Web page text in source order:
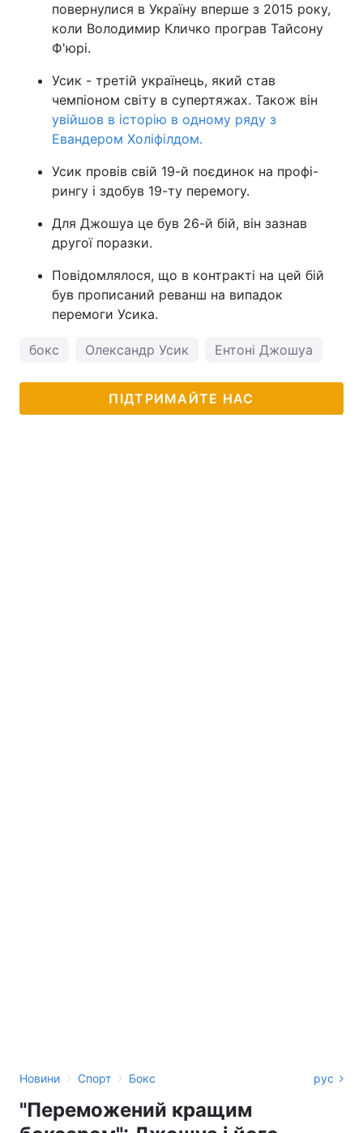
повернулися в Україну вперше з 2015 року,
коли Володимир Кличко програв Тайсону
Ф'юрі.
Усик - третій українець, який став
чемпіоном світу в супертяжах. Також він
увійшов в історію в одному ряду з
Евандером Холіфілдом.
Усик провів свій 19-й поєдинок на профі-
рингу і здобув 19-ту перемогу.
Для Джошуа це був 26-й бій, він зазнав
другої поразки.
Повідомлялося, що в контракті на цей бій
був прописаний реванш на випадок
перемоги Усика.
бокс Олександр Усик Ентоні Джошуа
ПІДТРИМАЙТЕ НАС
Новини › Спорт › Бокс рус
"Переможений кращим